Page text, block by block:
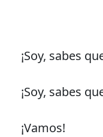
¡Soy, sabes
¡Soy, sabes
¡Vamos!